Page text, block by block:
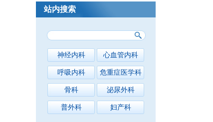
站内搜索
神经内科 心血管内科
呼吸内科 危重症医学科
骨科 泌尿外科
普外科 妇产科